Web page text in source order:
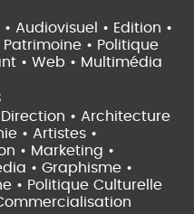
Audiovisuel • Edition •
Patrimoine • Politique
• Web • Multimédia
• Architecture
• Artistes •
• Marketing •
• Graphisme •
• Politique Culturelle